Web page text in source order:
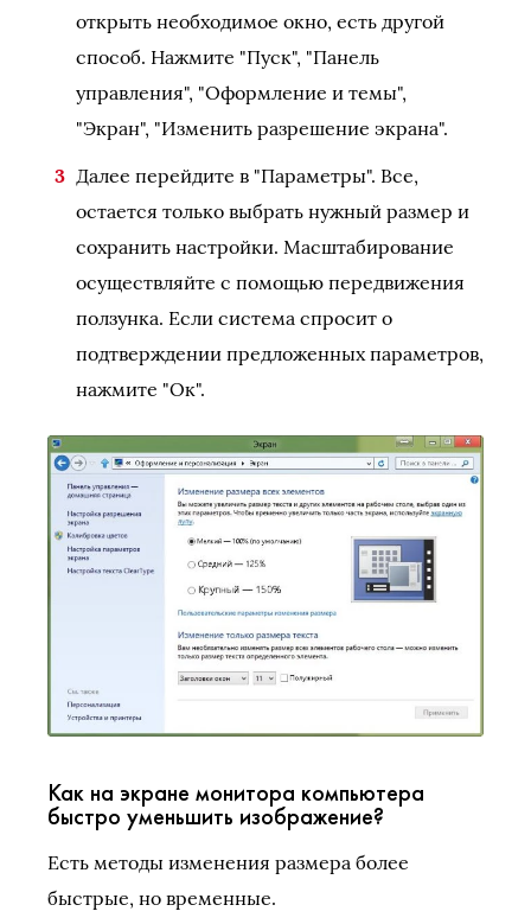
открыть необходимое окно, есть другой
способ. Нажмите "Пуск", "Панель
управления", "Оформление и темы",
"Экран", "Изменить разрешение экрана".
Далее перейдите в "Параметры". Все,
остается только выбрать нужный размер и
сохранить настройки. Масштабирование
осуществляйте с помощью передвижения
ползунка. Если система спросит о
подтверждении предложенных параметров,
нажмите "Ок".
Как на экране монитора компьютера
быстро уменьшить изображение?
Есть методы изменения размера более
быстрые, но временные.